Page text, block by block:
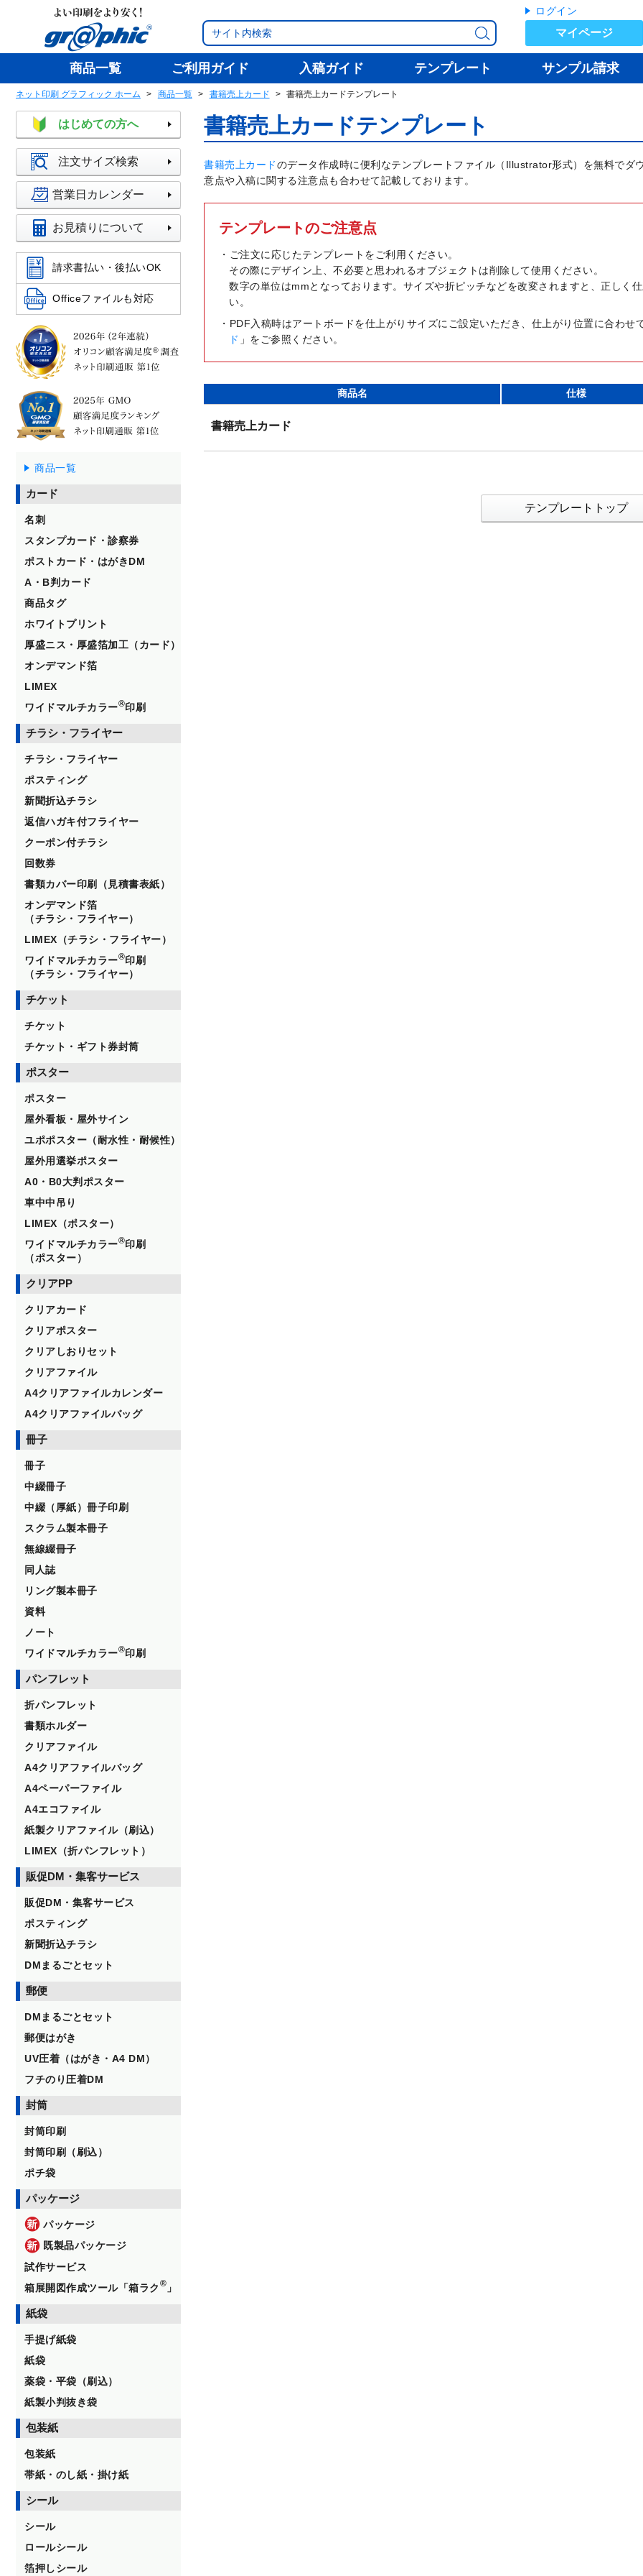
ログイン
マイページ
商品一覧 ご利用ガイド 入稿ガイド テンプレート サンプル請求
ネット印刷 グラフィック ホーム 商品一覧 書籍売上カード 書籍売上カードテンプレート
はじめての方へ
注文サイズ検索
営業日カレンダー
お見積りについて
請求書払い・後払いOK
Officeファイルも対応
商品一覧
カード
名刺
スタンプカード・診察券
ポストカード・はがきDM
A・B判カード
商品タグ
ホワイトプリント
厚盛ニス・厚盛箔加工（カード）
オンデマンド箔
LIMEX
ワイドマルチカラー®印刷
チラシ・フライヤー
チラシ・フライヤー
ポスティング
新聞折込チラシ
返信ハガキ付フライヤー
クーポン付チラシ
回数券
書類カバー印刷（見積書表紙）
オンデマンド箔
（チラシ・フライヤー）
LIMEX（チラシ・フライヤー）
ワイドマルチカラー®印刷
（チラシ・フライヤー）
チケット
チケット
チケット・ギフト券封筒
ポスター
ポスター
屋外看板・屋外サイン
ユポポスター（耐水性・耐候性）
屋外用選挙ポスター
A0・B0大判ポスター
車中中吊り
LIMEX（ポスター）
ワイドマルチカラー®印刷
（ポスター）
クリアPP
クリアカード
クリアポスター
クリアしおりセット
クリアファイル
A4クリアファイルカレンダー
A4クリアファイルバッグ
冊子
冊子
中綴冊子
中綴（厚紙）冊子印刷
スクラム製本冊子
無線綴冊子
同人誌
リング製本冊子
資料
ノート
ワイドマルチカラー®印刷
パンフレット
折パンフレット
書類ホルダー
クリアファイル
A4クリアファイルバッグ
A4ペーパーファイル
A4エコファイル
紙製クリアファイル（刷込）
LIMEX（折パンフレット）
販促DM・集客サービス
販促DM・集客サービス
ポスティング
新聞折込チラシ
DMまるごとセット
郵便
DMまるごとセット
郵便はがき
UV圧着（はがき・A4 DM）
フチのり圧着DM
封筒
封筒印刷
封筒印刷（刷込）
ポチ袋
パッケージ
パッケージ
既製品パッケージ
試作サービス
箱展開図作成ツール「箱ラク ® 」
紙袋
手提げ紙袋
紙袋
薬袋・平袋（刷込）
紙製小判抜き袋
包装紙
包装紙
帯紙・のし紙・掛け紙
シール
シール
ロールシール
箔押しシール
書籍売上カードテンプレート
書籍売上カードのデータ作成時に便利なテンプレートファイル（Illustrator形式）を無料でダ
意点や入稿に関する注意点も合わせて記載しております。
テンプレートのご注意点
ご注文に応じたテンプレートをご利用ください。
その際にデザイン上、不必要と思われるオブジェクトは削除して使用ください。
数字の単位はmmとなっております。サイズや折ピッチなどを改変されますと、正しく
い。
PDF入稿時はアートボードを仕上がりサイズにご設定いただき、仕上がり位置に合わせ
ド 」をご参照ください。
商品名 仕様
書籍売上カード
テンプレートトップ